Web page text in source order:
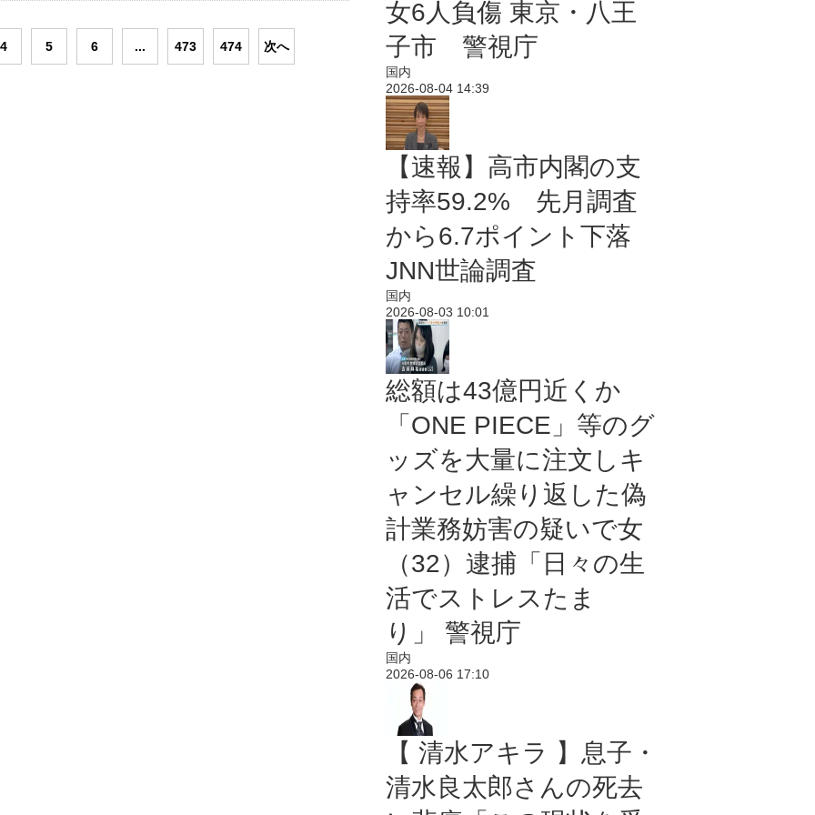
4 5 6 ... 473 474 次へ
女6人負傷 東京・八王
子市 警視庁
国内
2026-08-04 14:39
【速報】高市内閣の支
持率59.2% 先月調査
から6.7ポイント下落
JNN世論調査
国内
2026-08-03 10:01
総額は43億円近くか
「ONE PIECE」等のグ
ッズを大量に注文しキ
ャンセル繰り返した偽
計業務妨害の疑いで女
（32）逮捕「日々の生
活でストレスたま
り」 警視庁
国内
2026-08-06 17:10
【 清水アキラ 】息子・
清水良太郎さんの死去